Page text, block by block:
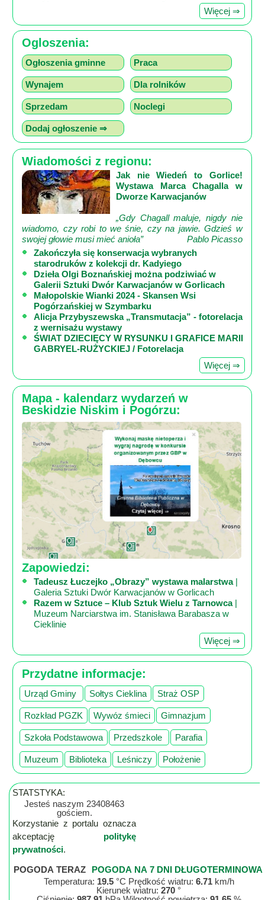
Więcej ⇒
Ogloszenia:
Ogłoszenia gminne Praca
Wynajem Dla rolników
Sprzedam Noclegi
Dodaj ogłoszenie ⇒
Wiadomości z regionu:
Jak nie Wiedeń to Gorlice!
Wystawa Marca Chagalla w
Dworze Karwacjanów
„Gdy Chagall maluje, nigdy nie
wiadomo, czy robi to we śnie, czy na jawie. Gdzieś w
swojej głowie musi mieć anioła”
Pablo Picasso
Zakończyła się konserwacja wybranych
starodruków z kolekcji dr. Kadyiego
Dzieła Olgi Boznańskiej można podziwiać w
Galerii Sztuki Dwór Karwacjanów w Gorlicach
Małopolskie Wianki 2024 - Skansen Wsi
Pogórzańskiej w Szymbarku
Alicja Przybyszewska „Transmutacja” - fotorelacja
z wernisażu wystawy
ŚWIAT DZIECIĘCY W RYSUNKU I GRAFICE MARII
GABRYEL-RUŻYCKIEJ / Fotorelacja
Więcej ⇒
Mapa - kalendarz wydarzeń w
Beskidzie Niskim i Pogórzu:
Zapowiedzi:
Tadeusz Łuczejko „Obrazy” wystawa malarstwa|
Galeria Sztuki Dwór Karwacjanów w Gorlicach
Razem w Sztuce – Klub Sztuk Wielu z Tarnowca|
Muzeum Narciarstwa im. Stanisława Barabasza w
Cieklinie
Więcej ⇒
Przydatne informacje:
Urząd Gminy Sołtys Cieklina Straż OSP
Rozkład PGZK Wywóz śmieci Gimnazjum
Szkoła Podstawowa Przedszkole Parafia
Muzeum Biblioteka Leśniczy Położenie
STATSTYKA:
Jesteś naszym 23408463
gościem.
Korzystanie z portalu oznacza
akceptację politykę
prywatności.
POGODA TERAZ
POGODA NA 7 DNI DŁUGOTERMINOWA
Temperatura: 19.5°C Prędkość wiatru: 6.71km/h
Kierunek wiatru:270 °